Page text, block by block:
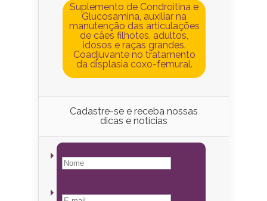
Suplemento de Condroitina e
Glucosamina, auxiliar na
manutenção das articulações
de cães filhotes, adultos,
idosos e raças grandes.
Coadjuvante no tratamento
da displasia coxo-femural.
Cadastre-se e receba nossas
dicas e notícias